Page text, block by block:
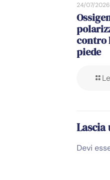
24/07/2026
contro
piede
Lascia
Devi